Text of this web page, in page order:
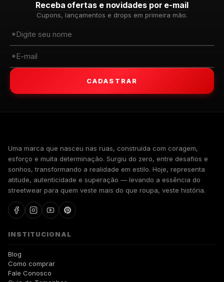
Receba ofertas e novidades por e-mail
Cupons, lançamentos e drops em primeira mão.
CADASTRAR
Uma marca que nasceu nas ruas, construída com coragem,
esforço e muita determinação. Surgiu do zero, entre desafios e
sonhos, transformando a realidade em estilo. Hoje, representa
atitude, autenticidade e superação — levando a essência do
streetwear para quem veste mais do que roupa, veste história.
INSTITUCIONAL
Blog
Como comprar
Fale Conosco